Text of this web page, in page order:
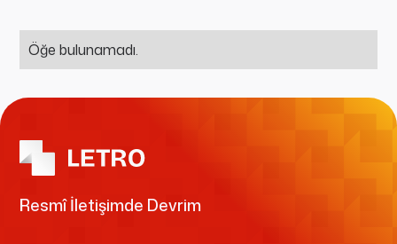
Öğe bulunamadı.
Resmî İletişimde Devrim